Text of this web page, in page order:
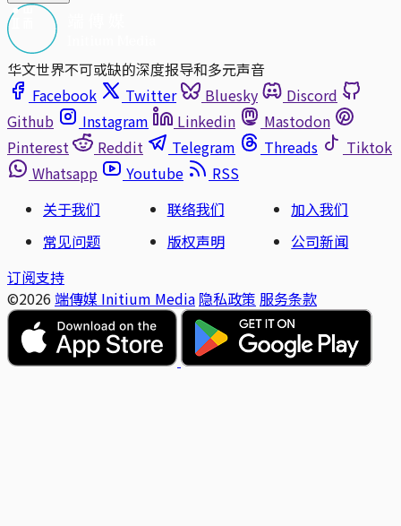
华文世界不可或缺的深度报导和多元声音
Facebook
Twitter Bluesky
Discord
Github
Instagram Linkedin
Mastodon
Pinterest
Reddit Telegram Threads
Tiktok
Whatsapp
Youtube
RSS
关于我们
联络我们
加入我们
常见问题
版权声明
公司新闻
订阅支持
©2026 端傳媒 Initium Media 隐私政策 服务条款